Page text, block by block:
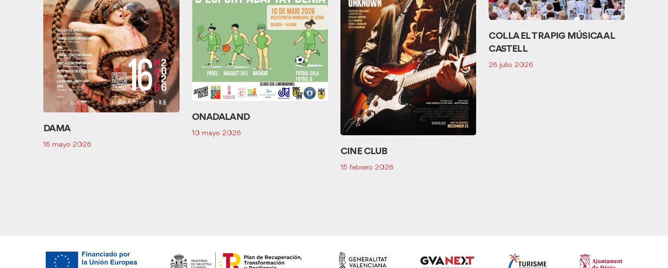
DAMA
16 mayo 2026
ONADALAND
10 mayo 2026
CINE CLUB
15 febrero 2026
COLLA EL TRAPIG MÚSICA AL
CASTELL
26 julio 2026